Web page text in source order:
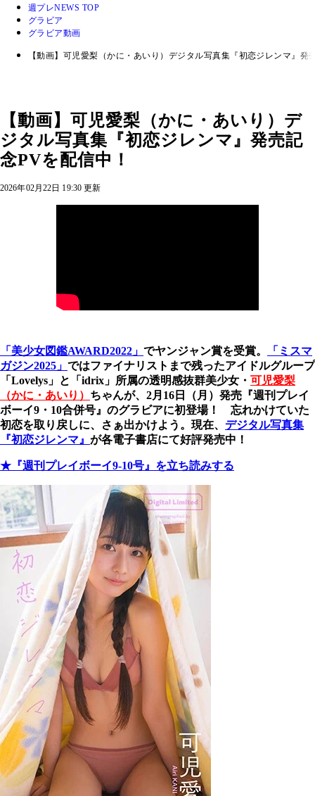
週プレNEWS TOP
グラビア
グラビア動画
【動画】可児愛梨（かに・あいり）デジタル写真集『初恋ジレンマ』発
【動画】可児愛梨（かに・あいり）デ
ジタル写真集『初恋ジレンマ』発売記
念PVを配信中！
2026年02月22日 19:30 更新
「美少女図鑑AWARD2022」 でヤンジャン賞を受賞。
「ミスマ
ガジン2025」 ではファイナリストまで残ったアイドルグループ
「Lovelys」と「idrix」所属の透明感抜群美少女・ 可児愛梨
（かに・あいり） ちゃんが、2月16日（月）発売『週刊プレイ
ボーイ9・10合併号』のグラビアに初登場！ 忘れかけていた
初恋を取り戻しに、さぁ出かけよう。現在、 デジタル写真集
『初恋ジレンマ』 が各電子書店にて好評発売中！
★『週刊プレイボーイ9-10号』を立ち読みする